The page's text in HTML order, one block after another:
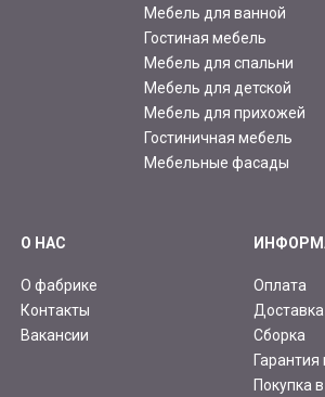
Мебель для ванной
Гостиная мебель
Мебель для спальни
Мебель для детской
Мебель для прихожей
Гостиничная мебель
Мебельные фасады
О НАС
О фабрике
Контакты
Вакансии
Оплата
Доставка
Сборка
Гарантия
Покупка